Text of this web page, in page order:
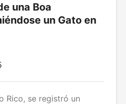
una Boa
un Gato en
Rico, se registró un